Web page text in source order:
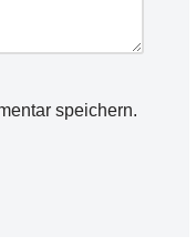
speichern.